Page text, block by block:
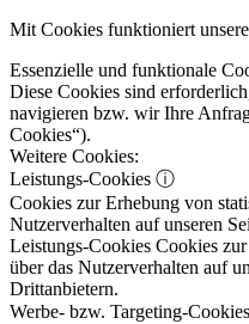
Mit Cookies funktioniert unsere
Essenzielle und funktionale
Diese Cookies sind
navigieren bzw. wir Ihre
Cookies“).
Weitere Cookies:
Leistungs-Cookies ⓘ
Cookies zur Erhebung von
Nutzerverhalten auf unseren
Leistungs-Cookies Cookies
über das Nutzerverhalten auf
Drittanbietern.
Werbe- bzw. Targeting-Cookies